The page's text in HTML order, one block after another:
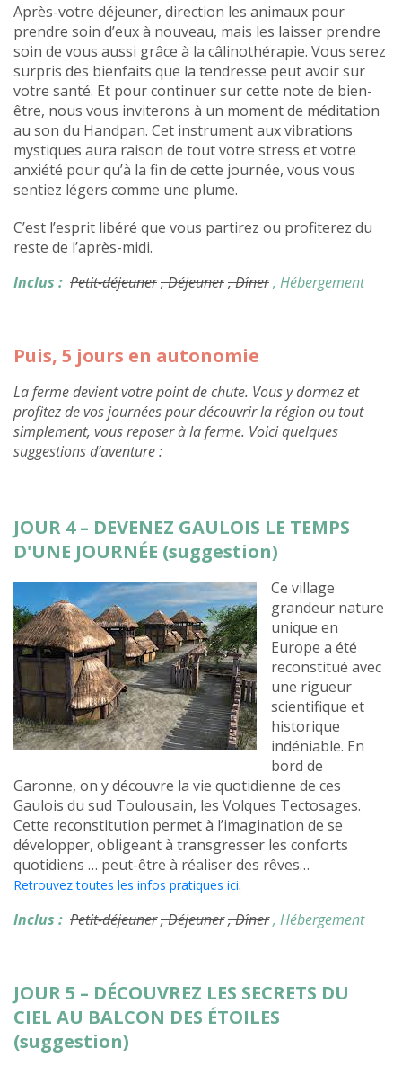
Après-votre déjeuner, direction les animaux pour
prendre soin d’eux à nouveau, mais les laisser prendre
soin de vous aussi grâce à la câlinothérapie. Vous serez
surpris des bienfaits que la tendresse peut avoir sur
votre santé. Et pour continuer sur cette note de bien-
être, nous vous inviterons à un moment de méditation
au son du Handpan. Cet instrument aux vibrations
mystiques aura raison de tout votre stress et votre
anxiété pour qu’à la fin de cette journée, vous vous
sentiez légers comme une plume.
C’est l’esprit libéré que vous partirez ou profiterez du
reste de l’après-midi.
Inclus : Petit-déjeuner, Déjeuner, Dîner, Hébergement
Puis, 5 jours en autonomie
La ferme devient votre point de chute. Vous y dormez et
profitez de vos journées pour découvrir la région ou tout
simplement, vous reposer à la ferme. Voici quelques
suggestions d’aventure :
JOUR 4 – DEVENEZ GAULOIS LE TEMPS
D'UNE JOURNÉE (suggestion)
Ce village
grandeur nature
unique en
Europe a été
reconstitué avec
une rigueur
scientifique et
historique
indéniable. En
bord de
Garonne, on y découvre la vie quotidienne de ces
Gaulois du sud Toulousain, les Volques Tectosages.
Cette reconstitution permet à l’imagination de se
développer, obligeant à transgresser les conforts
quotidiens … peut-être à réaliser des rêves…
Retrouvez toutes les infos pratiques ici.
Inclus : Petit-déjeuner, Déjeuner, Dîner, Hébergement
JOUR 5 – DÉCOUVREZ LES SECRETS DU
CIEL AU BALCON DES ÉTOILES
(suggestion)